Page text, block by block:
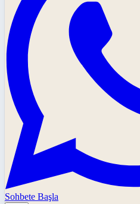
Sohbete Başla